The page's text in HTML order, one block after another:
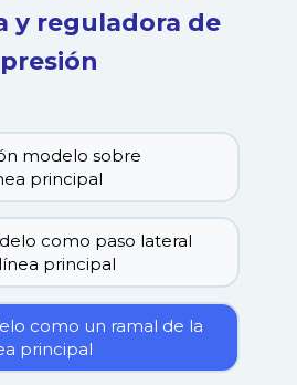
y reguladora de
presión
modelo sobre
principal
como paso lateral
principal
como un ramal de la
principal